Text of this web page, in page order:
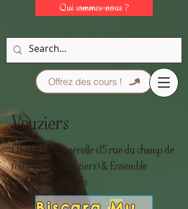
Qui sommes-nous ?
Offrez des cours !
Vouziers
FJEPCS La Passerelle (15 rue du champ de
foire 08400 Vouziers) & Ensemble
scolaire Saint Louis